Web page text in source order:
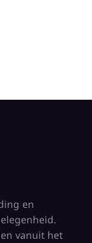
en
vanuit het